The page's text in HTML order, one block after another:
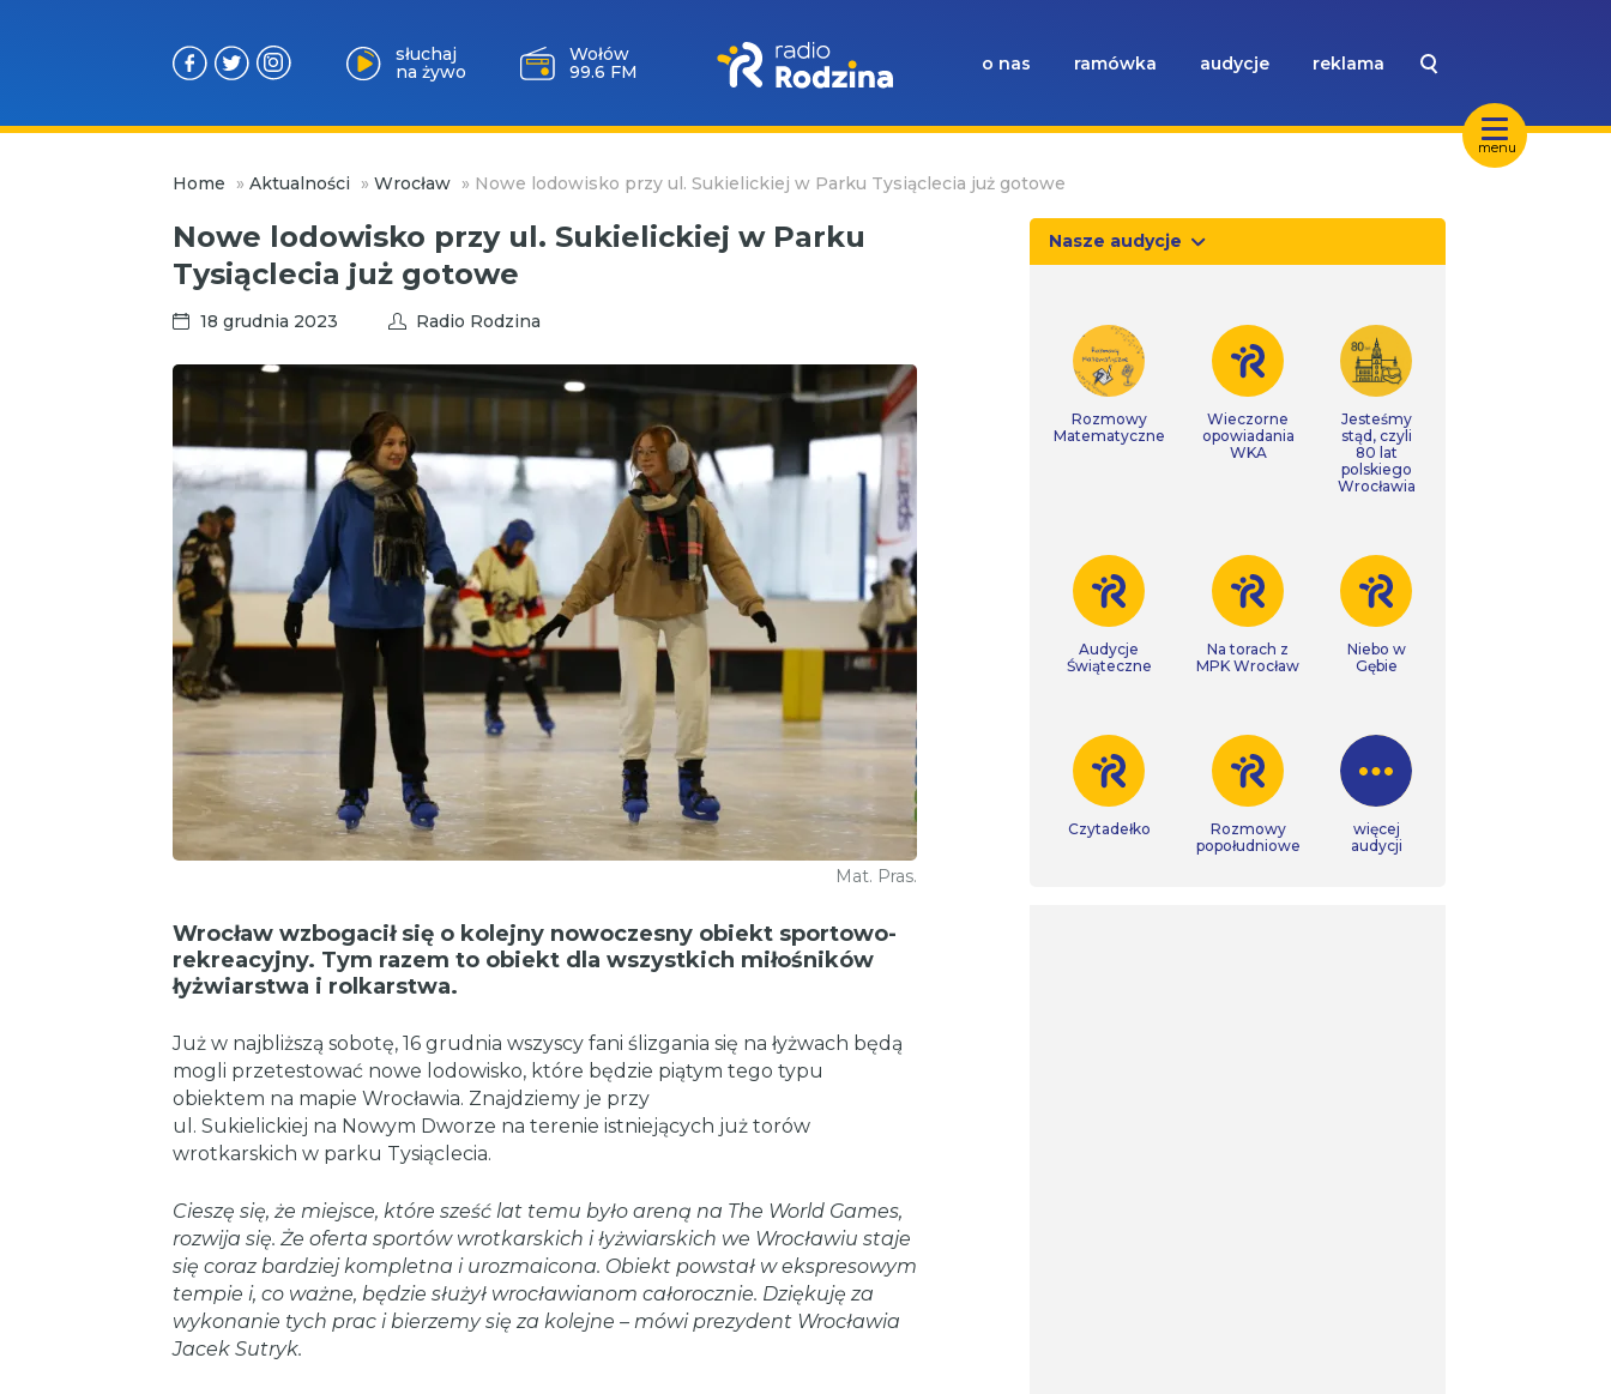
menu
słuchaj
na żywo
Wołów
99.6 FM
o nas ramówka audycje reklama
Home » Aktualności » Wrocław » Nowe lodowisko przy ul. Sukielickiej w Parku Tysiąclecia już gotowe
Nowe lodowisko przy ul. Sukielickiej w Parku
Tysiąclecia już gotowe
18 grudnia 2023 Radio Rodzina
Mat. Pras.
Wrocław wzbogacił się o kolejny nowoczesny obiekt sportowo-
rekreacyjny. Tym razem to obiekt dla wszystkich miłośników
łyżwiarstwa i rolkarstwa.
Już w najbliższą sobotę, 16 grudnia wszyscy fani ślizgania się na łyżwach będą
mogli przetestować nowe lodowisko, które będzie piątym tego typu
obiektem na mapie Wrocławia. Znajdziemy je przy
ul. Sukielickiej na Nowym Dworze na terenie istniejących już torów
wrotkarskich w parku Tysiąclecia.
Cieszę się, że miejsce, które sześć lat temu było areną na The World Games,
rozwija się. Że oferta sportów wrotkarskich i łyżwiarskich we Wrocławiu staje
się coraz bardziej kompletna i urozmaicona. Obiekt powstał w ekspresowym
tempie i, co ważne, będzie służył wrocławianom całorocznie. Dziękuję za
wykonanie tych prac i bierzemy się za kolejne – mówi prezydent Wrocławia
Jacek Sutryk.
Nasze audycje
Rozmowy
Matematyczne
Wieczorne
opowiadania
WKA
Jesteśmy
stąd, czyli
80 lat
polskiego
Wrocławia
Audycje
Świąteczne
Na torach z
MPK Wrocław
Niebo w
Gębie
Czytadełko
Rozmowy
popołudniowe
więcej
audycji